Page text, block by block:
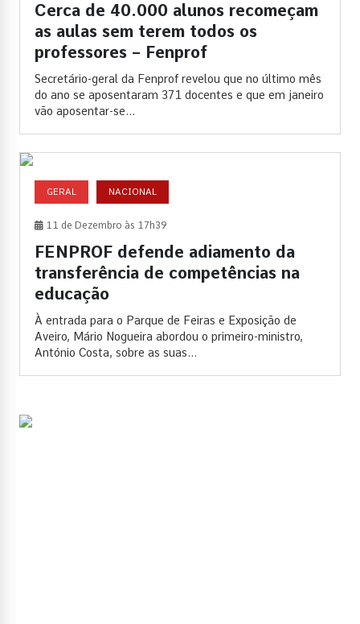
Cerca de 40.000 alunos recomeçam
as aulas sem terem todos os
professores – Fenprof
Secretário-geral da Fenprof revelou que no último mês
do ano se aposentaram 371 docentes e que em janeiro
vão aposentar-se...
GERAL NACIONAL
11 de Dezembro às 17h39
FENPROF defende adiamento da
transferência de competências na
educação
À entrada para o Parque de Feiras e Exposição de
Aveiro, Mário Nogueira abordou o primeiro-ministro,
António Costa, sobre as suas...